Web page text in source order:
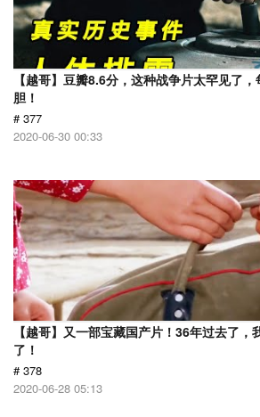
【越哥】豆瓣8.6分，这种战争片太罕见了
胆！
# 377
2020-06-30 00:33
【越哥】又一部宝藏国产片！36年过去了，
了！
# 378
2020-06-28 05:13